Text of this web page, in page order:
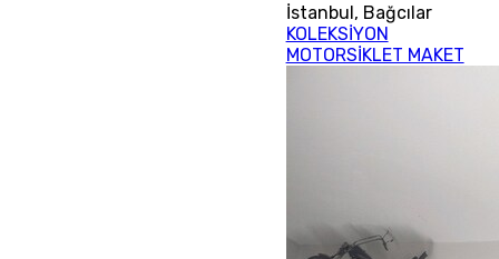
İstanbul, Bağcılar
KOLEKSİYON
MOTORSİKLET MAKET